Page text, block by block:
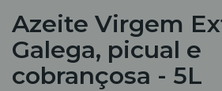
Azeite Virgem
Galega, picual e
cobrançosa - 5L